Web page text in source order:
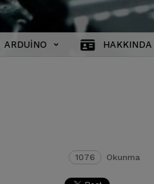
ARDUINO HAKKINDA
1076 Okunma